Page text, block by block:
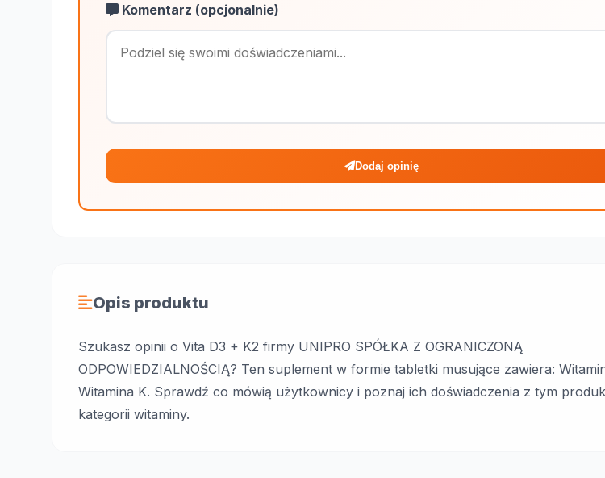
Komentarz (opcjonalnie)
Dodaj opinię
Opis produktu
Szukasz opinii o Vita D3 + K2 firmy UNIPRO SPÓŁKA Z OGRANICZONĄ
ODPOWIEDZIALNOŚCIĄ? Ten suplement w formie tabletki musujące zawiera:
Witamina K. Sprawdź co mówią użytkownicy i poznaj ich doświadczenia z tym
kategorii witaminy.